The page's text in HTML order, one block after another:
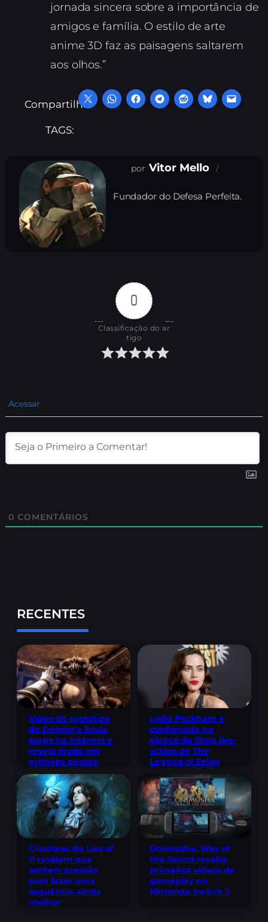
jornada sincera sobre a importância de
amigos e família. O estilo de arte
anime 3D faz as paisagens saltarem
aos olhos.”
Compartilhe:
TAGS:
Vitor Mello
Fundador do Defesa Perfeita.
0
Classificação do ar
tigo
Acessar
0 COMENTÁRIOS
RECENTES
Vídeo do protótipo
de Demon’s Souls
surge na internet e
revela modo em
primeira pessoa
Lydia Peckham é
confirmada no
elenco do filme live-
action de The
Legend of Zelda
Criadores de Lies of
P revelam que
sentem pressão
para fazer uma
sequência ainda
melhor
Onimusha: Way of
the Sword recebe
primeiros vídeos de
gameplay no
Nintendo Switch 2